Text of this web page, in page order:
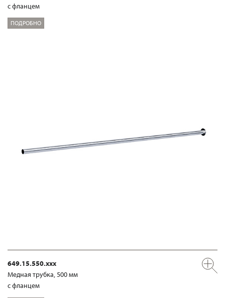
с фланцем
ПОДРОБНО
649.15.550.xxx
Медная трубка, 500 мм
с фланцем